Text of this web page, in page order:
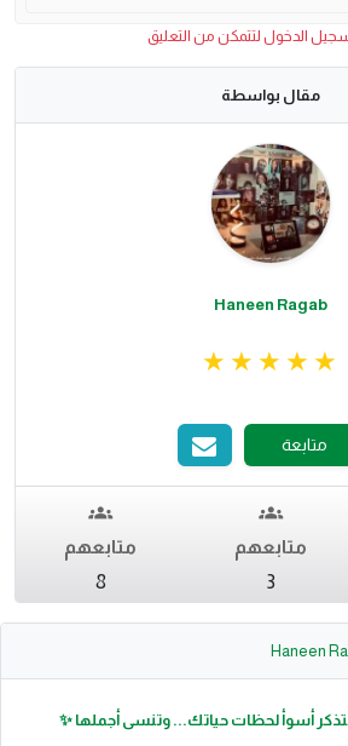
الدخول لتتمكن من التعليق
مقال بواسطة
Haneen Ragab
متابعة
متابعهم
3
متابعهم
8
Haneen
أسوأ لحظات حياتك... وتنسى أجملها ✨️